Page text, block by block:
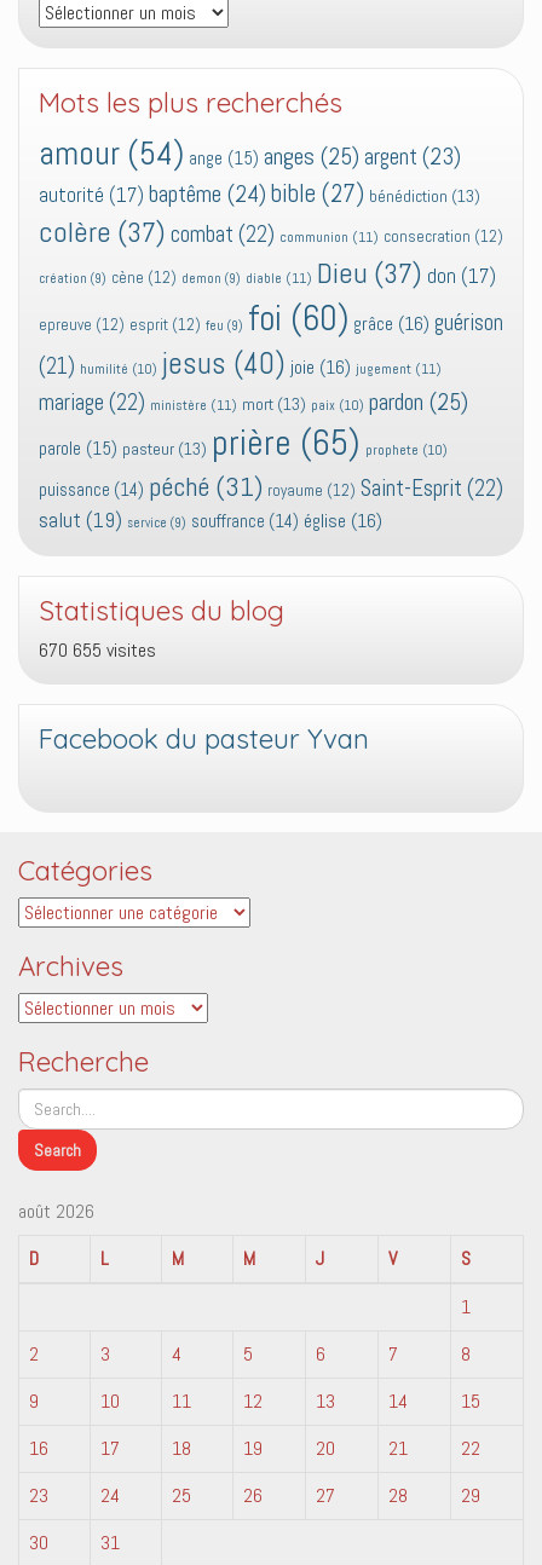
Archives
Mots les plus recherchés
amour (54) ange (15) anges (25) argent (23)
autorité (17) baptême (24) bible (27) bénédiction (13)
colère (37) combat (22) communion (11) consecration (12)
création (9) cène (12) demon (9) diable (11) Dieu (37) don (17)
epreuve (12) esprit (12) feu (9) foi (60) grâce (16) guérison
(21) humilité (10) jesus (40) joie (16) jugement (11)
mariage (22) ministère (11) mort (13) paix (10) pardon (25)
parole (15) pasteur (13) prière (65) prophete (10)
puissance (14) péché (31) royaume (12) Saint-Esprit (22)
salut (19) service (9) souffrance (14) église (16)
Statistiques du blog
670 655 visites
Facebook du pasteur Yvan
Catégories
Catégories
Archives
Archives
Recherche
août 2026
D
L M M J V
S
1
2
3 4 5 6 7
8
9
10 11 12 13 14
15
16
17 18 19 20 21
22
23
24 25 26 27 28
29
30
31